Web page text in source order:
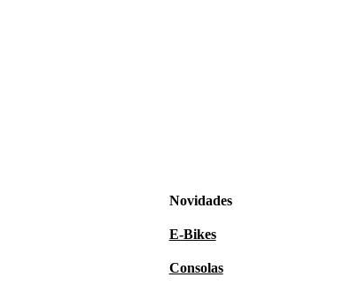
Novidades
E-Bikes
Consolas